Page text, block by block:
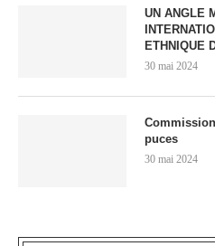
UN ANGLE
ETHNIQUE
30 mai 2024
puces
30 mai 2024